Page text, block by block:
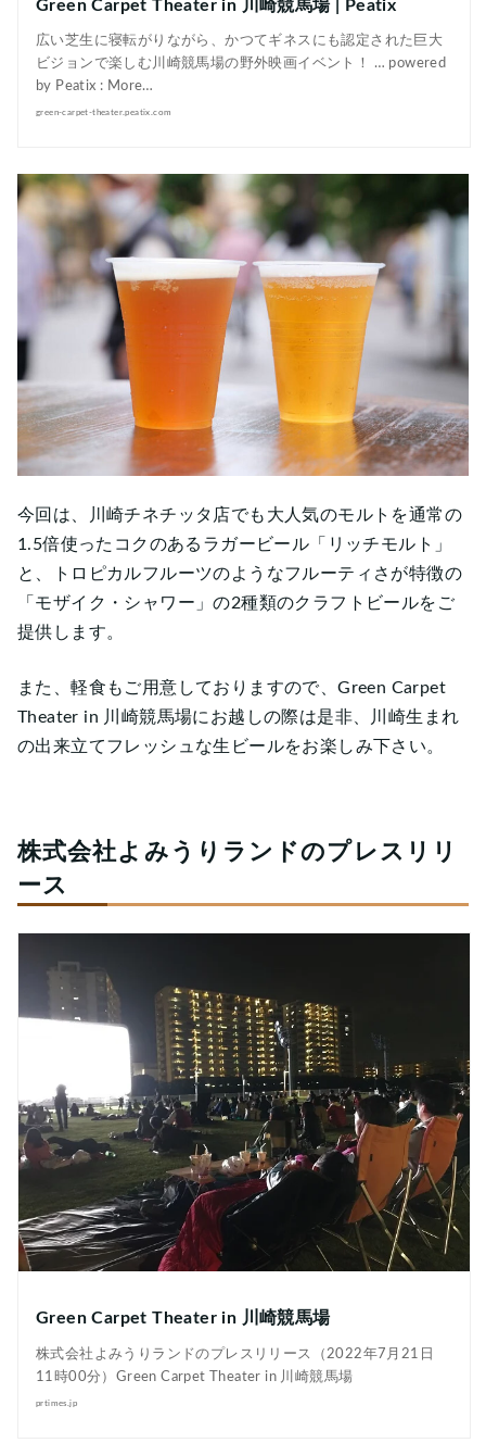
Green Carpet Theater in 川崎競馬場 | Peatix
広い芝生に寝転がりながら、かつてギネスにも認定された巨大
ビジョンで楽しむ川崎競馬場の野外映画イベント！ … powered
by Peatix : More…
green-carpet-theater.peatix.com
今回は、川崎チネチッタ店でも大人気のモルトを通常の
1.5倍使ったコクのあるラガービール「リッチモルト」
と、トロピカルフルーツのようなフルーティさが特徴の
「モザイク・シャワー」の2種類のクラフトビールをご
提供します。
また、軽食もご用意しておりますので、Green Carpet
Theater in 川崎競馬場にお越しの際は是非、川崎生まれ
の出来立てフレッシュな生ビールをお楽しみ下さい。
株式会社よみうりランドのプレスリリ
ース
Green Carpet Theater in 川崎競馬場
株式会社よみうりランドのプレスリリース（2022年7月21日
11時00分）Green Carpet Theater in 川崎競馬場
prtimes.jp